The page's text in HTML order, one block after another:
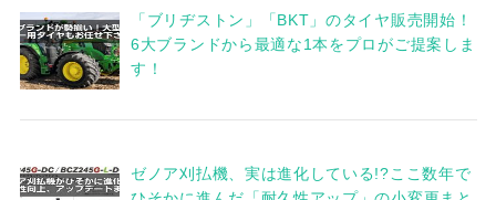
「ブリヂストン」「BKT」のタイヤ販売開始！
6大ブランドから最適な1本をプロがご提案しま
す！
ゼノア刈払機、実は進化している!?ここ数年で